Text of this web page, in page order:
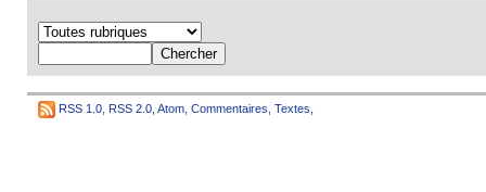
RSS 1.0 RSS 2.0 Atom Commentaires Textes